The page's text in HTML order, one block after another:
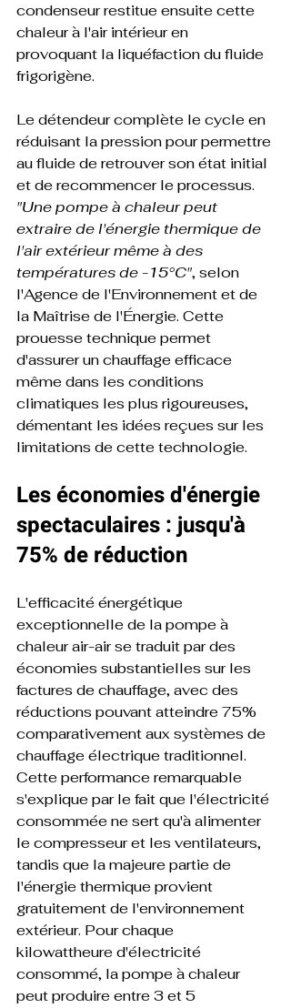
condenseur restitue ensuite cette
chaleur à l'air intérieur en
provoquant la liquéfaction du fluide
frigorigène.
Le détendeur complète le cycle en
réduisant la pression pour permettre
au fluide de retrouver son état initial
et de recommencer le processus.
"Une pompe à chaleur peut
extraire de l'énergie thermique de
l'air extérieur même à des
températures de -15°C", selon
l'Agence de l'Environnement et de
la Maîtrise de l'Énergie. Cette
prouesse technique permet
d'assurer un chauffage efficace
même dans les conditions
climatiques les plus rigoureuses,
démentant les idées reçues sur les
limitations de cette technologie.
Les économies d'énergie
spectaculaires : jusqu'à
75% de réduction
L'efficacité énergétique
exceptionnelle de la pompe à
chaleur air-air se traduit par des
économies substantielles sur les
factures de chauffage, avec des
réductions pouvant atteindre 75%
comparativement aux systèmes de
chauffage électrique traditionnel.
Cette performance remarquable
s'explique par le fait que l'électricité
consommée ne sert qu'à alimenter
le compresseur et les ventilateurs,
tandis que la majeure partie de
l'énergie thermique provient
gratuitement de l'environnement
extérieur. Pour chaque
kilowattheure d'électricité
consommé, la pompe à chaleur
peut produire entre 3 et 5